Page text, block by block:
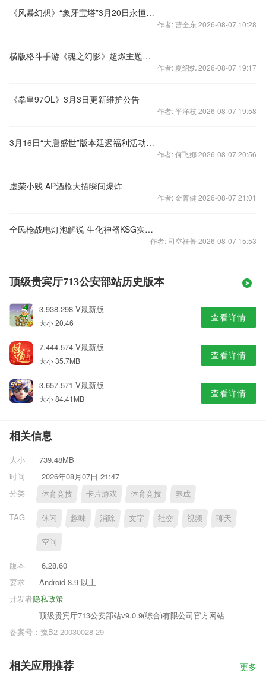
《风暴幻想》“象牙宝塔”3月20日永恒开启
作者: 曹全东 2026-08-07 10:28
横版格斗手游《魂之幻影》超燃主题曲曝光
作者: 夏绍纨 2026-08-07 19:17
《拳皇97OL》3月3日更新维护公告
作者: 平洋枝 2026-08-07 19:58
3月16日“大唐盛世”版本延迟福利活动更新公告
作者: 何飞娜 2026-08-07 20:56
虚荣小贱 AP酒枪大招瞬间爆炸
作者: 金菁健 2026-08-07 21:01
全民枪战电灯泡解说 生化神器KSG实况体验
作者: 司空祥菁 2026-08-07 15:53
顶级贵宾厅713公安部站历史版本
3.938.298 V最新版
大小 20.46 查看详情
7.444.574 V最新版
大小 35.7MB 查看详情
3.657.571 V最新版
大小 84.41MB 查看详情
相关信息
大小
739.48MB
时间
2026年08月07日 21:47
分类
体育竞技 卡片游戏 体育竞技 养成
TAG 休闲 趣味 消除 文字 社交 视频 聊天
空间
版本
6.28.60
要求
Android 8.9 以上
隐私政策
开发者
顶级贵宾厅713公安部站v9.0.9(综合)有限公司官方网站
备案号：豫B2-20030028-29
相关应用推荐 更多